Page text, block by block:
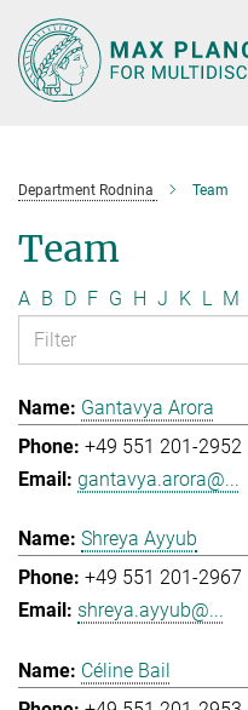
Main-
Content
Department Rodnina Team
Team
A B D F G H J K L M
Gantavya Arora
+49 551 201-2952
gantavya.arora@...
Shreya Ayyub
+49 551 201-2967
shreya.ayyub@...
Céline Bail